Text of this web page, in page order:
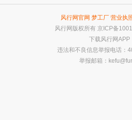
风行网官网 梦工厂 营业执
风行网版权所有 京ICP备
下载风行网APP
违法和不良信息举报电话：
举报邮箱：